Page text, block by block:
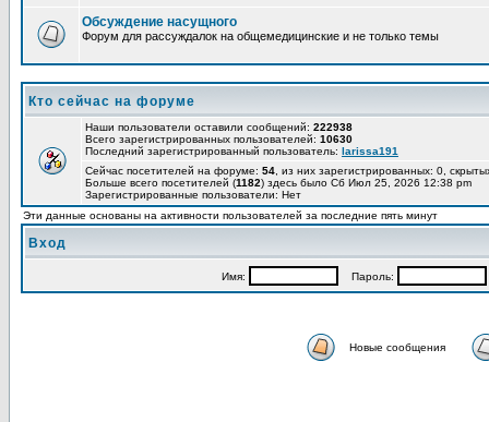
Обсуждение насущного
Форум для рассуждалок на общемедицинские и не только темы
Кто сейчас на форуме
Наши пользователи оставили сообщений: 222938
Всего зарегистрированных пользователей: 10630
Последний зарегистрированный пользователь: larissa191
Сейчас посетителей на форуме: 54 , из них зарегистрированных: 0,
Больше всего посетителей (1182) здесь было Сб Июл 25, 2026 12:38 pm
Зарегистрированные пользователи: Нет
Эти данные основаны на активности пользователей за последние пять минут
Вход
Имя: Пароль:
Новые сообщения